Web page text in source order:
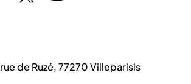
de Ruzé, 77270 Villeparisis